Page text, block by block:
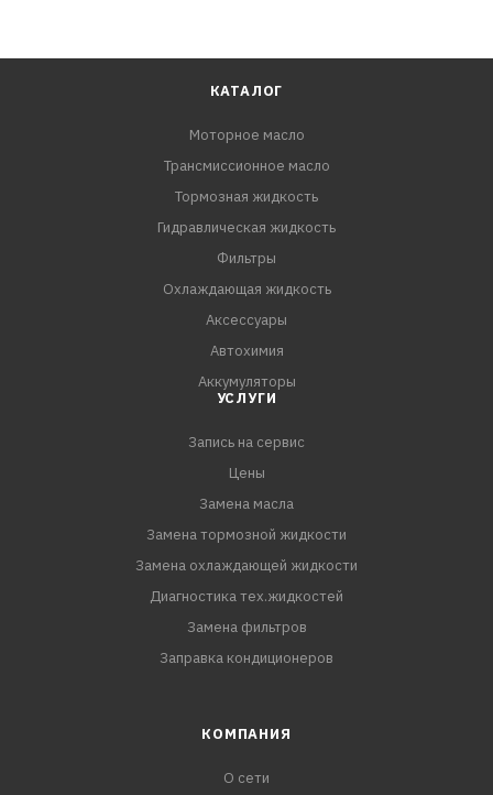
КАТАЛОГ
Моторное масло
Трансмиссионное масло
Тормозная жидкость
Гидравлическая жидкость
Фильтры
Охлаждающая жидкость
Аксессуары
Автохимия
Аккумуляторы
УСЛУГИ
Запись на сервис
Цены
Замена масла
Замена тормозной жидкости
Замена охлаждающей жидкости
Диагностика тех.жидкостей
Замена фильтров
Заправка кондиционеров
КОМПАНИЯ
О сети